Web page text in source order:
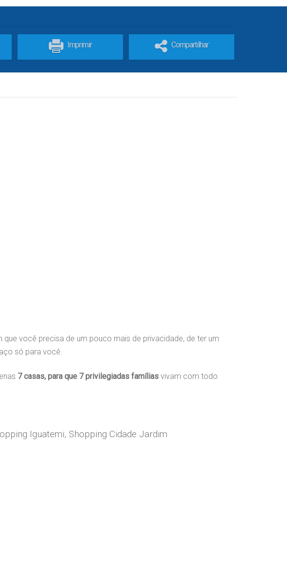
Imprimir Compartilhar
você precisa de um pouco mais de privacidade, de ter um
só para você.
7 casas, para que 7 privilegiadas famílias vivam com todo
Iguatemi, Shopping Cidade Jardim